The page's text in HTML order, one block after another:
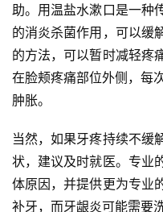
助。用温盐水漱口是一种
的消炎杀菌作用，可以缓
的方法，可以暂时减轻疼
在脸颊疼痛部位外侧，每
肿胀。
当然，如果牙疼持续不缓
状，建议及时就医。专业
体原因，并提供更为专业
补牙，而牙龈炎可能需要